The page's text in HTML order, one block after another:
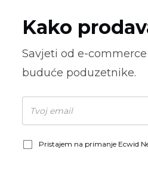
Kako
Savjeti od e-commerce
buduće poduzetnike.
Pristajem na primanje Ecwid